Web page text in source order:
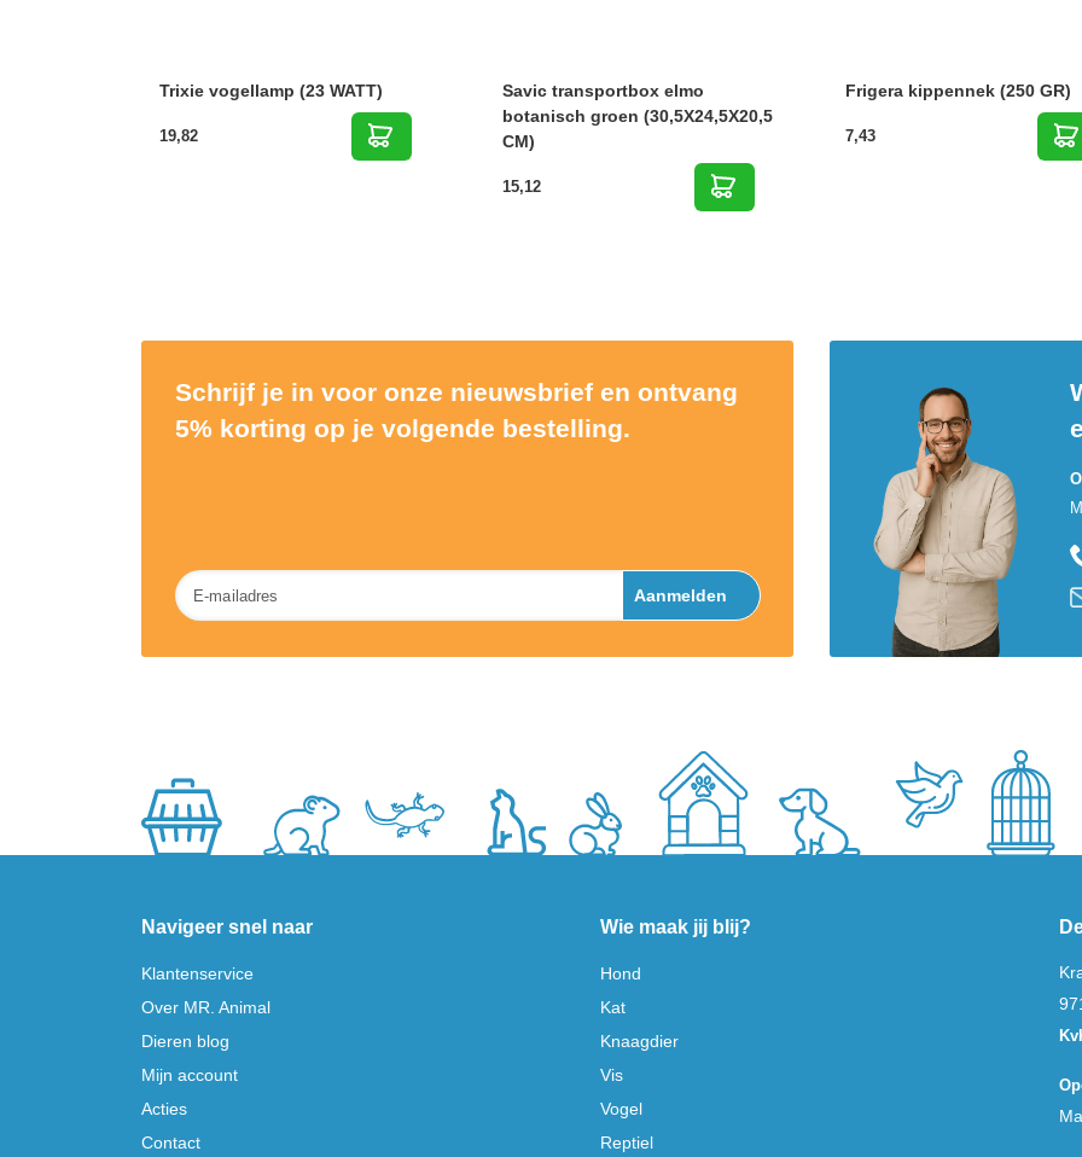
Trixie vogellamp (23 WATT)
19,82
Savic transportbox elmo
botanisch groen (30,5X24,5X20,5
CM)
15,12
Frigera kippennek (250 GR)
7,43
Schrijf je in voor onze nieuwsbrief en ontvang
5% korting op je volgende bestelling.
Nieuwsbrief Aanmelden
Navigeer snel naar
Klantenservice
Over MR. Animal
Dieren blog
Mijn account
Acties
Contact
Wie maak jij blij?
Hond
Kat
Knaagdier
Vis
Vogel
Reptiel